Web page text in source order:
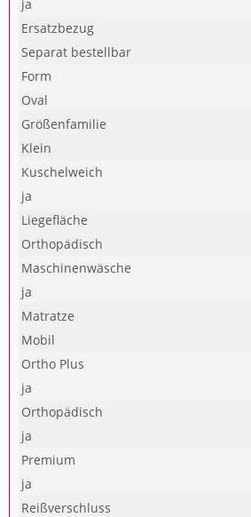
ja
Ersatzbezug
Separat bestellbar
Form
Oval
Größenfamilie
Klein
Kuschelweich
ja
Liegefläche
Orthopädisch
Maschinenwäsche
ja
Matratze
Mobil
Ortho Plus
ja
Orthopädisch
ja
Premium
ja
Reißverschluss